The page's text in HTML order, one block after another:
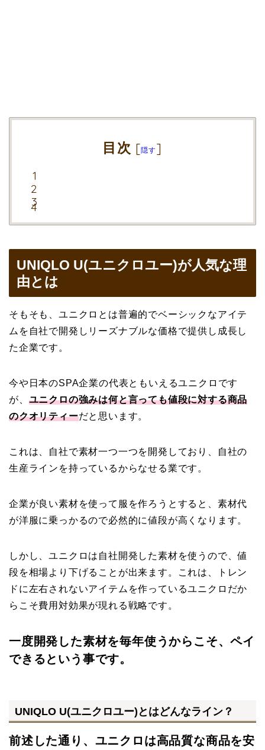
目次 [隠す]
UNIQLO U(ユニクロユー)が人気な理
由とは
そもそも、ユニクロとは普遍的でベーシックなアイテ
ムを自社で開発しリーズナブルな価格で提供し成長し
た企業です。
今や日本のSPA企業の代表ともいえるユニクロです
が、 ユニクロの強みは何と言っても値段に対する商品
のクオリティーだと思います。
これは、自社で素材一つ一つを開発しており、自社の
生産ラインを持っているからなせる業です。
企業が良い素材を使って服を作ろうとすると、素材代
が洋服に乗っかるので必然的に値段が高くなります。
しかし、ユニクロは自社開発した素材を使うので、値
段を相場より下げることが出来ます。これは、トレン
ドに左右されないアイテムを作っているユニクロだか
らこそ費用対効果が現れる戦略です。
一度開発した素材を毎年使うからこそ、ペイ
できるという事です。
UNIQLO U(ユニクロユー)とはどんなライン？
前述した通り、ユニクロは高品質な商品を安